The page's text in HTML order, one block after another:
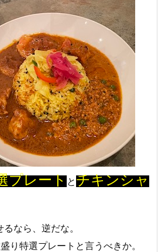
プレートとチキンシャ
なら、逆だな。
り特選プレートと言うべきか。